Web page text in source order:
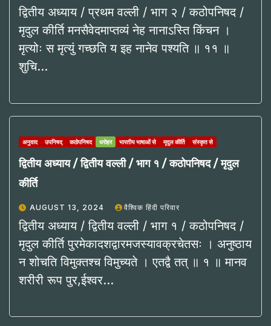
द्वितीय अध्याय / प्रथम वल्ली / भाग २ / कठोपनिषद /
मृदुल कीर्ति मनसैवेदमाप्तव्यं नेह नानाऽस्ति किंचन ।
मृत्योः स मृत्युं गच्छति य इह नानेव पश्यति ॥ ११ ॥
शुचि…
अनुवाद उपनिषद् कठोपनिषद धरोहर भारतीय भाषाओं से मृदुल कीर्ति संस्कृत से
द्वितीय अध्याय / द्वितीय वल्ली / भाग १ / कठोपनिषद / मृदुल
कीर्ति
AUGUST 13, 2024 वैश्विक हिंदी परिवार
द्वितीय अध्याय / द्वितीय वल्ली / भाग १ / कठोपनिषद /
मृदुल कीर्ति पुरमेकादशद्वारमजस्यावक्रचेतसः । अनुष्ठाय
न शोचति विमुक्तश्च विमुच्यते । एतद्वै तत् ॥ १ ॥ मानव
शरीरी रूप पुर,ईश्वर…